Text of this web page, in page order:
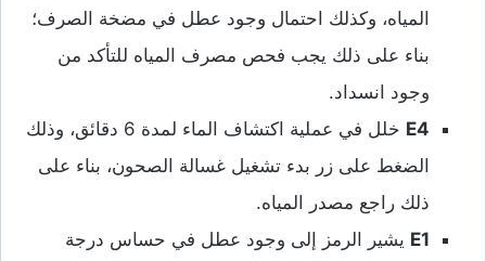
المياه، وكذلك احتمال وجود عطل في مضخة الصرف؛
بناء على ذلك يجب فحص مصرف المياه للتأكد من
وجود انسداد.
E4
خلل في عملية اكتشاف الماء لمدة 6 دقائق، وذلك
الضغط على زر بدء تشغيل غسالة الصحون، بناء على
ذلك راجع مصدر المياه.
E1 يشير الرمز إلى وجود عطل في حساس درجة